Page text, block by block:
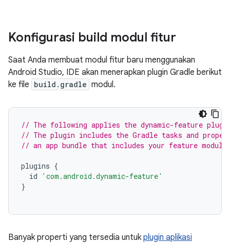
Konfigurasi build modul fitur
Saat Anda membuat modul fitur baru menggunakan
Android Studio, IDE akan menerapkan plugin Gradle berikut
ke file build.gradle modul.
// The following applies the dynamic-feature
// The plugin includes the Gradle tasks and
// an app bundle that includes your feature
plugins {
id
'com.android.dynamic-feature'
}
Banyak properti yang tersedia untuk plugin aplikasi